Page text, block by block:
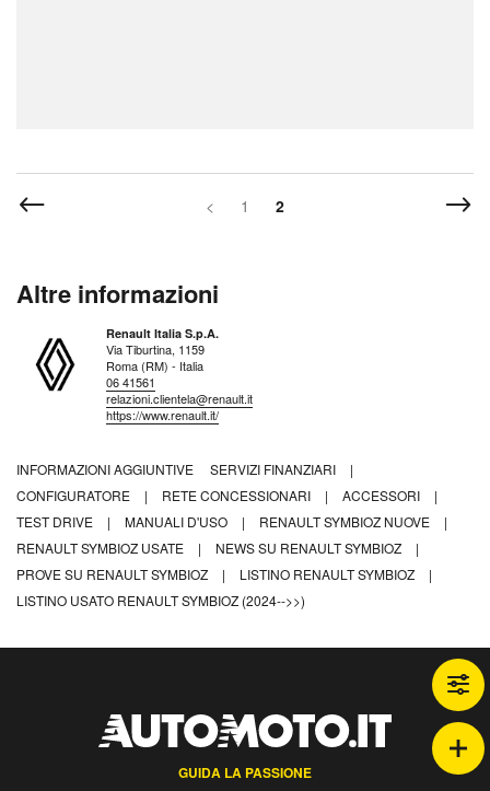
< 1 2
Altre informazioni
Renault Italia S.p.A.
Via Tiburtina, 1159
Roma (RM) - Italia
06 41561
relazioni.clientela@renault.it
https://www.renault.it/
INFORMAZIONI AGGIUNTIVE SERVIZI FINANZIARI
|
CONFIGURATORE
| RETE CONCESSIONARI | ACCESSORI
|
TEST DRIVE
| MANUALI D'USO | RENAULT SYMBIOZ NUOVE
|
RENAULT SYMBIOZ USATE
| NEWS SU RENAULT SYMBIOZ
|
PROVE SU RENAULT SYMBIOZ
| LISTINO RENAULT SYMBIOZ
|
LISTINO USATO RENAULT SYMBIOZ (2024-->>)
GUIDA LA PASSIONE